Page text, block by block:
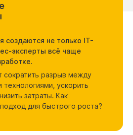
создаются не только IT-
эксперты всё чаще
сократить разрыв между
технологиями, ускорить
затраты. Как
для быстрого роста?